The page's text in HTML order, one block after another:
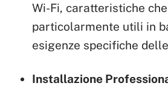
Wi-Fi, caratteristiche
particolarmente utili in
esigenze specifiche
Installazione